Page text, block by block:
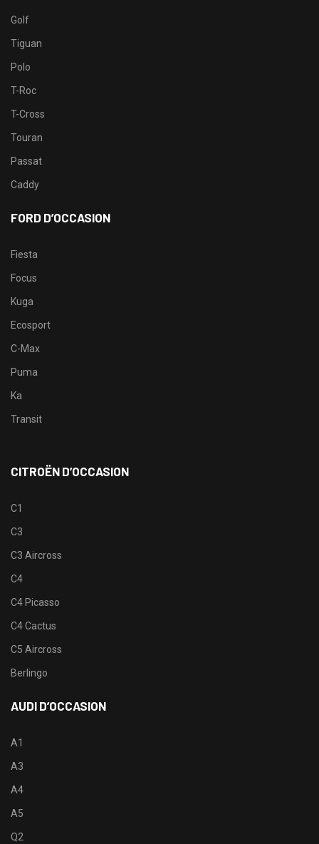
Golf
Tiguan
Polo
T-Roc
T-Cross
Touran
Passat
Caddy
FORD D’OCCASION
Fiesta
Focus
Kuga
Ecosport
C-Max
Puma
Ka
Transit
CITROËN D’OCCASION
C1
C3
C3 Aircross
C4
C4 Picasso
C4 Cactus
C5 Aircross
Berlingo
AUDI D’OCCASION
A1
A3
A4
A5
Q2